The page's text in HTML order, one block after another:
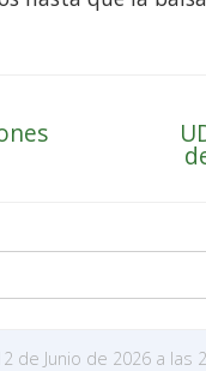
de Junio de 2026 a las